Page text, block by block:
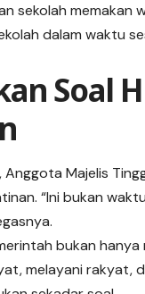
sekolah
dalam waktu
Soal
Anggota Majelis
“Ini bukan
bukan hanya
melayani rakyat,